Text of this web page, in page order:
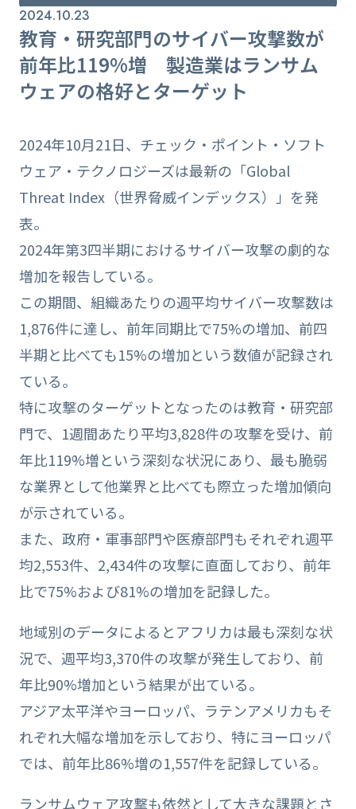
2024.10.23
教育・研究部門のサイバー攻撃数が
前年比119%増 製造業はランサム
ウェアの格好とターゲット
2024年10月21日、チェック・ポイント・ソフト
ウェア・テクノロジーズは最新の「Global
Threat Index（世界脅威インデックス）」を発
表。
2024年第3四半期におけるサイバー攻撃の劇的な
増加を報告している。
この期間、組織あたりの週平均サイバー攻撃数は
1,876件に達し、前年同期比で75%の増加、前四
半期と比べても15%の増加という数値が記録され
ている。
特に攻撃のターゲットとなったのは教育・研究部
門で、1週間あたり平均3,828件の攻撃を受け、前
年比119%増という深刻な状況にあり、最も脆弱
な業界として他業界と比べても際立った増加傾向
が示されている。
また、政府・軍事部門や医療部門もそれぞれ週平
均2,553件、2,434件の攻撃に直面しており、前年
比で75%および81%の増加を記録した。
地域別のデータによるとアフリカは最も深刻な状
況で、週平均3,370件の攻撃が発生しており、前
年比90%増加という結果が出ている。
アジア太平洋やヨーロッパ、ラテンアメリカもそ
れぞれ大幅な増加を示しており、特にヨーロッパ
では、前年比86%増の1,557件を記録している。
ランサムウェア攻撃も依然として大きな課題とさ